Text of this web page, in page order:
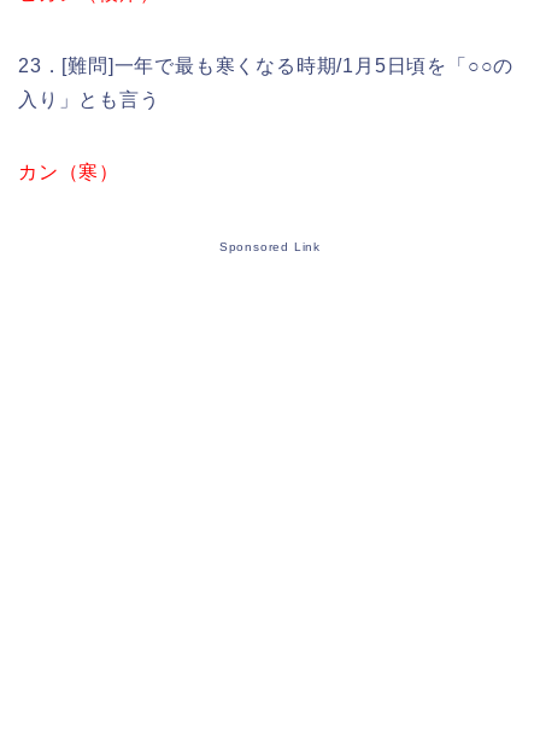
23．[難問]一年で最も寒くなる時期/1月5日頃を「○○の
入り」とも言う
カン（寒）
Sponsored Link